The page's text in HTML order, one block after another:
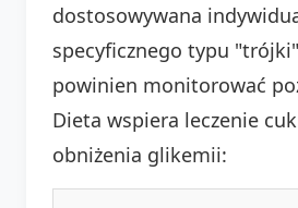
dostosowywana
specyficznego typu
powinien monitorować
Dieta wspiera leczenie
obniżenia glikemii: